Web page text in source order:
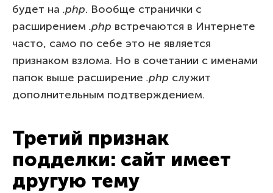
будет на .php. Вообще странички с
расширением .php встречаются в Интернете
часто, само по себе это не является
признаком взлома. Но в сочетании с именами
папок выше расширение .php служит
дополнительным подтверждением.
Третий признак
подделки: сайт имеет
другую тему